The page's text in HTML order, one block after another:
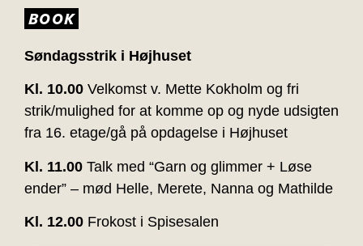
BOOK
Søndagsstrik i Højhuset
Kl. 10.00 Velkomst v. Mette Kokholm og fri
strik/mulighed for at komme op og nyde udsigten
fra 16. etage/gå på opdagelse i Højhuset
Kl. 11.00 Talk med “Garn og glimmer + Løse
ender” – mød Helle, Merete, Nanna og Mathilde
Kl. 12.00 Frokost i Spisesalen